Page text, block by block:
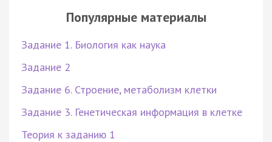
Популярные материалы
Задание 1. Биология как наука
Задание 2
Задание 6. Строение, метаболизм клетки
Задание 3. Генетическая информация в клетке
Теория к заданию 1